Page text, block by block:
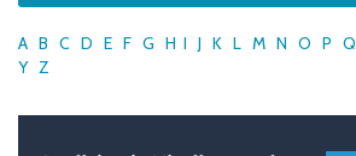
A B C D E F G H I J K L M N O P Q
Y Z